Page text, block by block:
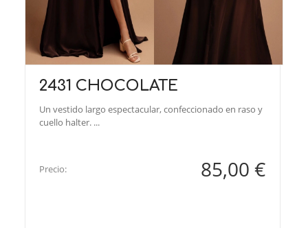
2431 CHOCOLATE
Un vestido largo espectacular, confeccionado en raso y
cuello halter. ...
Precio: 85,00 €